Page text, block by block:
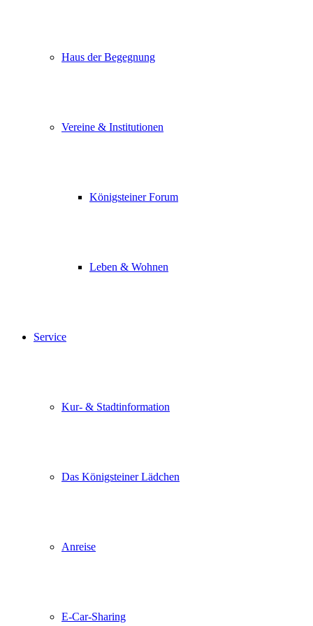
Haus der Begegnung
Vereine & Institutionen
Königsteiner Forum
Leben & Wohnen
Service
Kur- & Stadtinformation
Das Königsteiner Lädchen
Anreise
E-Car-Sharing